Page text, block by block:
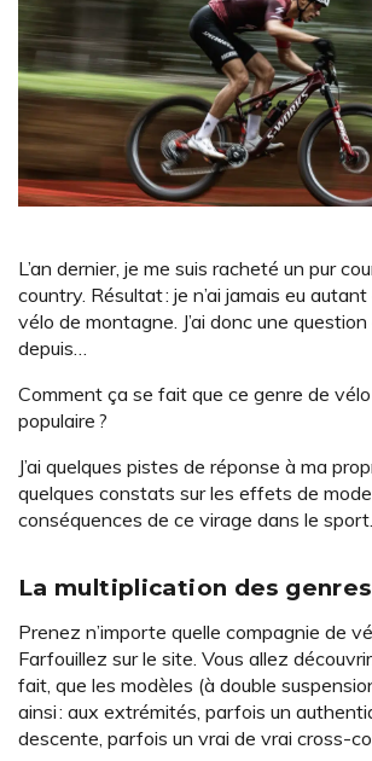
L’an dernier, je me suis racheté un pur
country. Résultat : je n’ai jamais eu
vélo de montagne. J’ai donc une
depuis…
Comment ça se fait que ce genre de
populaire ?
J’ai quelques pistes de réponse à ma
quelques constats sur les effets de
conséquences de ce virage dans le sport.
La multiplication des genres
Prenez n’importe quelle compagnie de
Farfouillez sur le site. Vous allez
fait, que les modèles (à double
ainsi : aux extrémités, parfois un
descente, parfois un vrai de vrai cross-